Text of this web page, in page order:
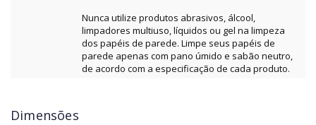
Nunca utilize produtos abrasivos, álcool,
limpadores multiuso, líquidos ou gel na limpeza
dos papéis de parede. Limpe seus papéis de
parede apenas com pano úmido e sabão neutro,
de acordo com a especificação de cada produto.
Dimensões